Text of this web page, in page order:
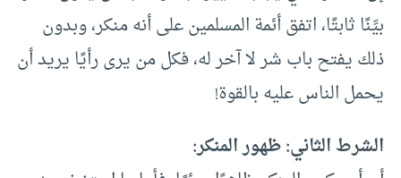
بيِّنًا ثابتًا، اتفق أئمة المسلمين على أنه منكر، وبدون
ذلك يفتح باب شر لا آخر له، فكل من يرى رأيًا يريد أن
يحمل الناس عليه بالقوة!
الشرط الثاني: ظهور المنكر: